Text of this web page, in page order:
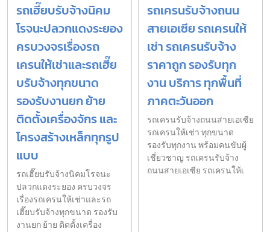
รถเฮี๊ยบรับจ้างนิคม
โรจนะปลวกแดงระยอง
ครบวงจรเรื่องรถ
เครนให้เช่าและรถเฮี๊ย
บรับจ้างทุกขนาด
รองรับงานยก ย้าย
ติดตั้งเครื่องจักร และ
โครงสร้างเหล็กทุกรูป
แบบ
รถเฮี๊ยบรับจ้างนิคมโรจนะ
ปลวกแดงระยอง ครบวงจร
เรื่องรถเครนให้เช่าและรถ
เฮี๊ยบรับจ้างทุกขนาด รองรับ
งานยก ย้าย ติดตั้งเครื่อง
รถเครนรับจ้างถนน
สายเอเซีย รถเครนให้
เช่า รถเครนรับจ้าง
ราคาถูก รองรับทุก
งาน บริการ ทุกพื้นที่
ภาคตะวันออก
รถเครนรับจ้างถนนสายเอเซีย
รถเครนให้เช่า ทุกขนาด
รองรับทุกงาน พร้อมคนขับผู้
เชี่ยวชาญ รถเครนรับจ้าง
ถนนสายเอเซีย รถเครนให้เ